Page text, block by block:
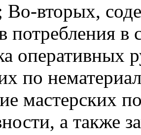
Во-вторых,
потребления в
оперативных
по
мастерских
а также